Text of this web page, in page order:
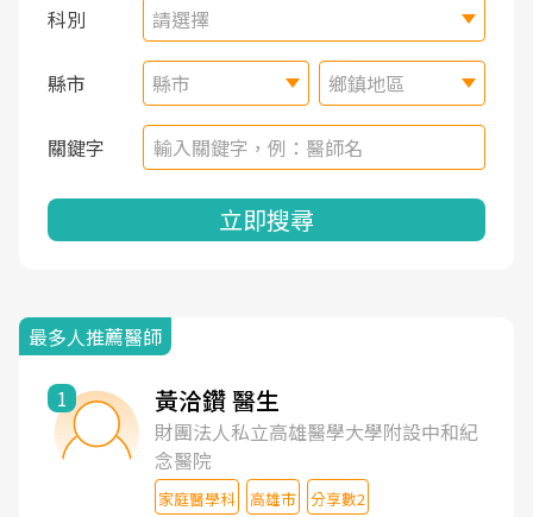
科別 請選擇
縣市 縣市 鄉鎮地區
關鍵字
立即搜尋
最多人推薦醫師
1 黃洽鑽 醫生
財團法人私立高雄醫學大學附設中和紀
念醫院
家庭醫學科 高雄市 分享數2